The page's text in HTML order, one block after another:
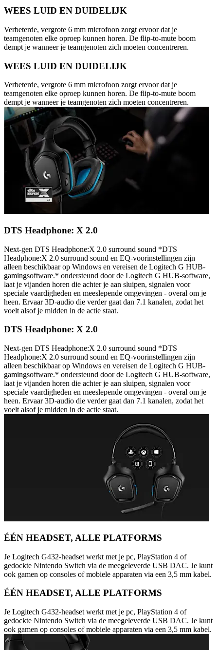
WEES LUID EN DUIDELIJK
Verbeterde, vergrote 6 mm microfoon zorgt ervoor dat je
teamgenoten elke oproep kunnen horen. De flip-to-mute boom
dempt je wanneer je teamgenoten zich moeten concentreren.
WEES LUID EN DUIDELIJK
Verbeterde, vergrote 6 mm microfoon zorgt ervoor dat je
teamgenoten elke oproep kunnen horen. De flip-to-mute boom
dempt je wanneer je teamgenoten zich moeten concentreren.
DTS Headphone: X 2.0
Next-gen DTS Headphone:X 2.0 surround sound *DTS
Headphone:X 2.0 surround sound en EQ-voorinstellingen zijn
alleen beschikbaar op Windows en vereisen de Logitech G HUB-
gamingsoftware.* ondersteund door de Logitech G HUB-software,
laat je vijanden horen die achter je aan sluipen, signalen voor
speciale vaardigheden en meeslepende omgevingen - overal om je
heen. Ervaar 3D-audio die verder gaat dan 7.1 kanalen, zodat het
voelt alsof je midden in de actie staat.
DTS Headphone: X 2.0
Next-gen DTS Headphone:X 2.0 surround sound *DTS
Headphone:X 2.0 surround sound en EQ-voorinstellingen zijn
alleen beschikbaar op Windows en vereisen de Logitech G HUB-
gamingsoftware.* ondersteund door de Logitech G HUB-software,
laat je vijanden horen die achter je aan sluipen, signalen voor
speciale vaardigheden en meeslepende omgevingen - overal om je
heen. Ervaar 3D-audio die verder gaat dan 7.1 kanalen, zodat het
voelt alsof je midden in de actie staat.
ÉÉN HEADSET, ALLE PLATFORMS
Je Logitech G432-headset werkt met je pc, PlayStation 4 of
gedockte Nintendo Switch via de meegeleverde USB DAC. Je kunt
ook gamen op consoles of mobiele apparaten via een 3,5 mm kabel.
ÉÉN HEADSET, ALLE PLATFORMS
Je Logitech G432-headset werkt met je pc, PlayStation 4 of
gedockte Nintendo Switch via de meegeleverde USB DAC. Je kunt
ook gamen op consoles of mobiele apparaten via een 3,5 mm kabel.